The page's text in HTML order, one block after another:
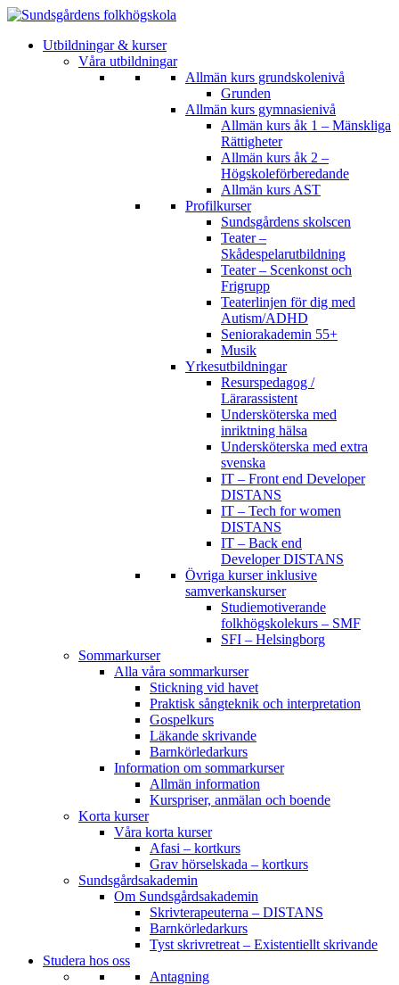
Utbildningar & kurser
Våra utbildningar
Allmän kurs grundskolenivå
Grunden
Allmän kurs gymnasienivå
Allmän kurs åk 1 – Mänskliga
Rättigheter
Allmän kurs åk 2 –
Högskoleförberedande
Allmän kurs AST
Profilkurser
Sundsgårdens skolscen
Teater –
Skådespelarutbildning
Teater – Scenkonst och
Frigrupp
Teaterlinjen för dig med
Autism/ADHD
Seniorakademin 55+
Musik
Yrkesutbildningar
Resurspedagog /
Lärarassistent
Undersköterska med
inriktning hälsa
Undersköterska med extra
svenska
IT – Front end Developer
DISTANS
IT – Tech for women
DISTANS
IT – Back end
Developer DISTANS
Övriga kurser inklusive
samverkanskurser
Studiemotiverande
folkhögskolekurs – SMF
SFI – Helsingborg
Sommarkurser
Alla våra sommarkurser
Stickning vid havet
Praktisk sångteknik och interpretation
Gospelkurs
Läkande skrivande
Barnkörledarkurs
Information om sommarkurser
Allmän information
Kurspriser, anmälan och boende
Korta kurser
Våra korta kurser
Afasi – kortkurs
Grav hörselskada – kortkurs
Sundsgårdsakademin
Om Sundsgårdsakademin
Skrivterapeuterna – DISTANS
Barnkörledarkurs
Tyst skrivretreat – Existentiellt skrivande
Studera hos oss
Antagning